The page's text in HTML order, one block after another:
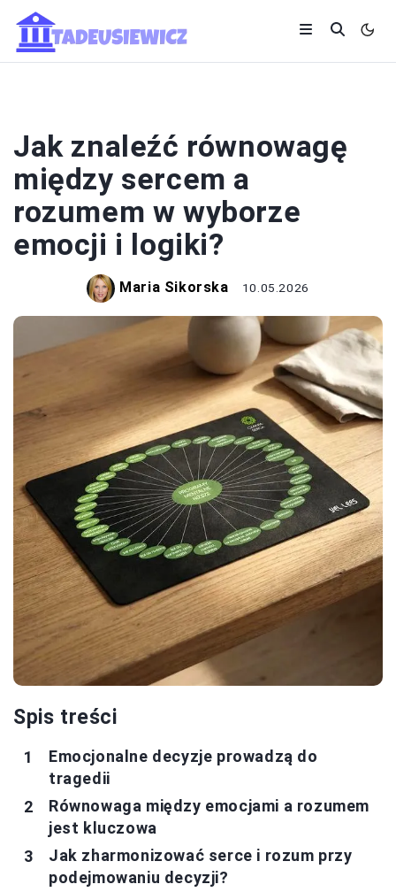
Jak znaleźć równowagę
między sercem a
rozumem w wyborze
emocji i logiki?
Maria Sikorska 10.05.2026
Spis treści
Emocjonalne decyzje prowadzą do
tragedii
Równowaga między emocjami a rozumem
jest kluczowa
Jak zharmonizować serce i rozum przy
podejmowaniu decyzji?